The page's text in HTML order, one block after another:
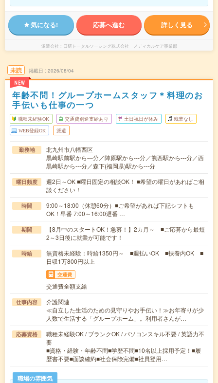
気になる! 応募へ進む 詳しく見る
派遣会社 日研トータルソーシング株式会社 メディカルケア事業部
未読
NEW
掲載日 2026/08/04
年齢不問！グループホームスタッフ＊料理のお
手伝いも仕事の一つ
職種未経験OK 交通費別途支給あり 土日祝日が休み 残業なし
WEB登録OK 派遣
勤務地
北九州市八幡西区
黒崎駅前駅から---分／陣原駅から---分／熊西駅から---分／西
黒崎駅から---分／森下(福岡県)駅から---分
曜日頻度
週2日～OK ■曜日固定の相談OK！ ■希望の曜日があればご相
談ください！
時間
9:00～18:00（休憩60分）■ご希望があれば下記シフトも
OK！早番 7:00～16:00遅番 …
期間
【8月中のスタートOK！急募！】2カ月～ ■ご応募から最短
2～3日後に就業が可能です！
時給
無資格未経験：時給1350円～ ■週払いOK ■扶養内OK ■
日収1万800円以上
交通費
交通費全額支給
仕事内容
介護関連
≪自立した生活のための見守りやお手伝い！≫お年寄りが少
人数で生活する「グループホーム」。利用者さんが…
応募資格
職種未経験OK / ブランクOK / パソコンスキル不要 / 英語力不
要
■資格・経験・年齢不問■学歴不問■10名以上採用予定！■履
歴書不要■面談確約■社会保険完備■社員登用…
職場の雰囲気